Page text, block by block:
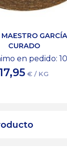
CURADO
en pedido:
17,95 € / KG